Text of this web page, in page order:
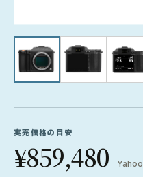
実売価格の目安
¥859,480
Yahoo